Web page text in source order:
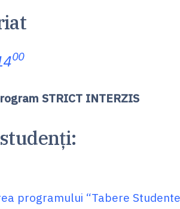
00
STRICT INTERZIS
programului “Tabere